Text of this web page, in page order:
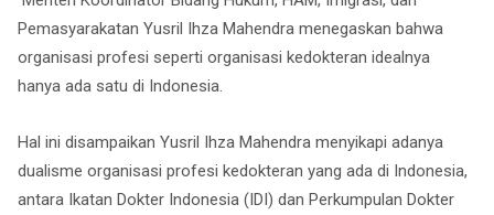
Pemasyarakatan Yusril Ihza Mahendra menegaskan bahwa
organisasi profesi seperti organisasi kedokteran idealnya
hanya ada satu di Indonesia.
Hal ini disampaikan Yusril Ihza Mahendra menyikapi adanya
dualisme organisasi profesi kedokteran yang ada di Indonesia,
antara Ikatan Dokter Indonesia (IDI) dan Perkumpulan Dokter